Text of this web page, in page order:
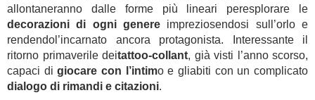
allontaneranno dalle forme più lineari peresplorare le
decorazioni di ogni genere impreziosendosi sull’orlo e
rendendol’incarnato ancora protagonista. Interessante il
ritorno primaverile deitattoo-collant, già visti l’anno scorso,
capaci digiocare con l’intimo e gliabiti con un complicato
dialogo di rimandi e citazioni.